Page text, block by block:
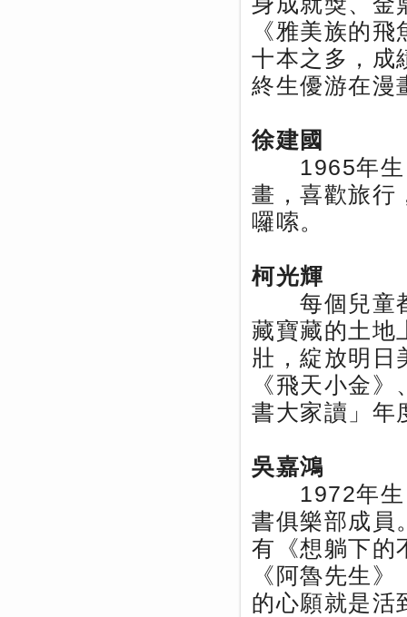
《雅美族的
十本之多，成
終生優游在漫
徐建國
1965年生，
畫，喜歡旅行
囉嗦。
柯光輝
每個兒童都
藏寶藏的土地
壯，綻放明日
《飛天小金
書大家讀」年
吳嘉鴻
1972年生，
書俱樂部成員
有《想躺下的
《阿魯先生
的心願就是活